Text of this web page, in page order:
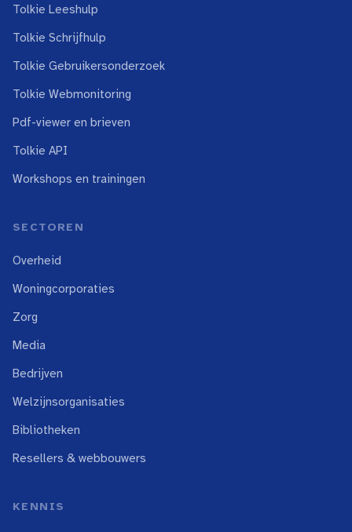
Tolkie Leeshulp
Tolkie Schrijfhulp
Tolkie Gebruikersonderzoek
Tolkie Webmonitoring
Pdf-viewer en brieven
Tolkie API
Workshops en trainingen
SECTOREN
Overheid
Woningcorporaties
Zorg
Media
Bedrijven
Welzijnsorganisaties
Bibliotheken
Resellers & webbouwers
KENNIS